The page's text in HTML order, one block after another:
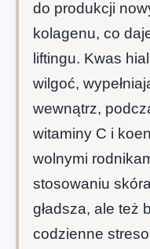
do produkcji
kolagenu, co
liftingu. Kwas
wilgoć,
wewnątrz,
witaminy C i
wolnymi
stosowaniu
gładsza, ale też
codzienne